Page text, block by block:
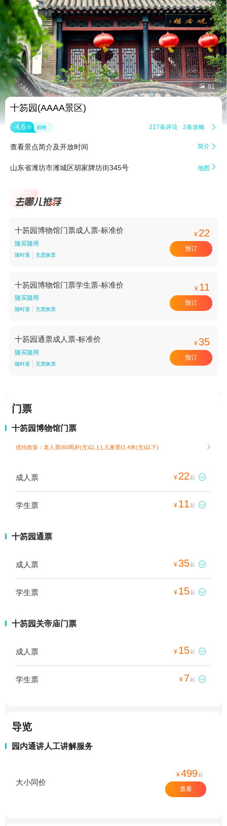
 81
十笏园(AAAA景区)
4.6 分 很棒 217条评论 2条攻略 
查看景点简介及开放时间 简介 
山东省潍坊市潍城区胡家牌坊街345号 地图 
十笏园博物馆门票成人票-标准价
随买随用
随时退 无需换票
¥ 22
预订
十笏园博物馆门票学生票-标准价
随买随用
随时退 无需换票
¥ 11
预订
十笏园通票成人票-标准价
随买随用
随时退 无需换票
¥35
预订
门票
十笏园博物馆门票
优待政策：老人票(60周岁(含)以上),儿童票(1.4米(含)以下) 
成人票 ¥ 22 起 
学生票 ¥ 11 起 
十笏园通票
成人票 ¥35起 
学生票 ¥ 15起 
十笏园关帝庙门票
成人票 ¥ 15起 
学生票 ¥ 7起 
导览
园内通讲人工讲解服务
大小同价
¥499起
查看
